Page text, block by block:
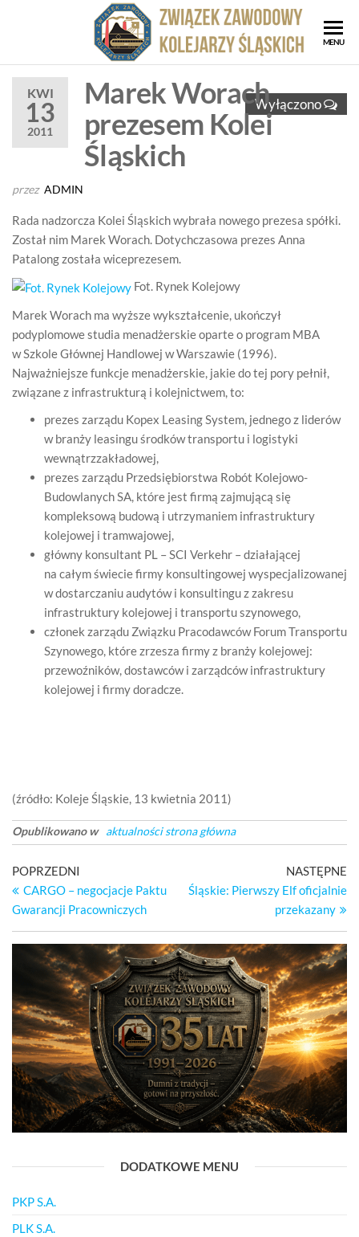
MENU
KWI
13
2011
Wyłączono
Marek Worach
prezesem Kolei
Śląskich
przez ADMIN
Rada nadzorcza Kolei Śląskich wybrała nowego prezesa spółki.
Został nim Marek Worach. Dotychczasowa prezes Anna
Patalong została wiceprezesem.
Fot. Rynek Kolejowy
Marek Worach ma wyższe wykształcenie, ukończył
podyplomowe studia menadżerskie oparte o program MBA
w Szkole Głównej Handlowej w Warszawie (1996).
Najważniejsze funkcje menadżerskie, jakie do tej pory pełnił,
związane z infrastrukturą i kolejnictwem, to:
prezes zarządu Kopex Leasing System, jednego z liderów
w branży leasingu środków transportu i logistyki
wewnątrzzakładowej,
prezes zarządu Przedsiębiorstwa Robót Kolejowo-
Budowlanych SA, które jest firmą zajmującą się
kompleksową budową i utrzymaniem infrastruktury
kolejowej i tramwajowej,
główny konsultant PL – SCI Verkehr – działającej
na całym świecie firmy konsultingowej wyspecjalizowanej
w dostarczaniu audytów i konsultingu z zakresu
infrastruktury kolejowej i transportu szynowego,
członek zarządu Związku Pracodawców Forum Transportu
Szynowego, które zrzesza firmy z branży kolejowej:
przewoźników, dostawców i zarządców infrastruktury
kolejowej i firmy doradcze.
(źródło: Koleje Śląskie, 13 kwietnia 2011)
Opublikowano w aktualności strona główna
Nawigacja
wpisu
Poprzedni
wpis
POPRZEDNI
CARGO – negocjacje Paktu
Gwarancji Pracowniczych
NASTĘPNE
Śląskie: Pierwszy Elf oficjalnie
przekazany
DODATKOWE MENU
PKP S.A.
PLK S.A.